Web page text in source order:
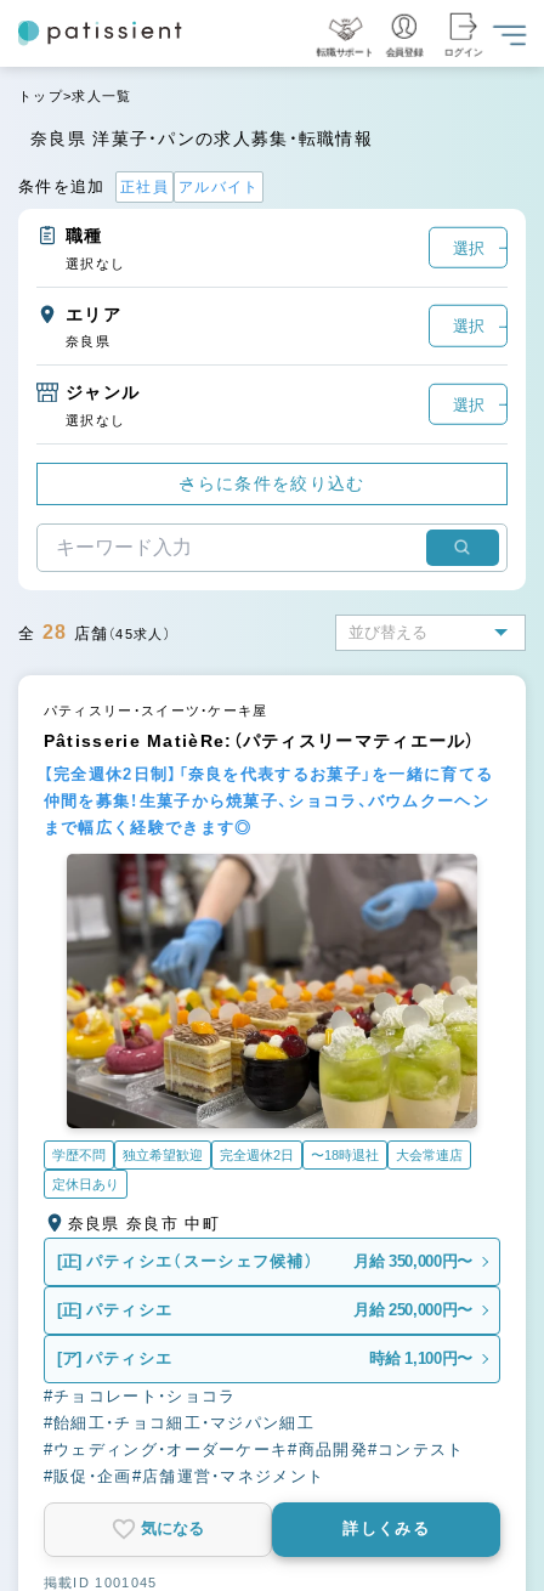
転職サポート 会員登録 ログイン
トップ 求人一覧
奈良県 洋菓子・パンの求人募集・転職情報
条件を追加 正社員 アルバイト
職種
選択
選択なし
エリア
選択
奈良県
ジャンル
選択
選択なし
さらに条件を絞り込む
全 28 店舗 （45求人）
パティスリー・スイーツ・ケーキ屋
Pâtisserie MatièRe:（パティスリーマティエール）
【完全週休2日制】「奈良を代表するお菓子」を一緒に育てる
仲間を募集！生菓子から焼菓子、ショコラ、バウムクーヘン
まで幅広く経験できます◎
学歴不問 独立希望歓迎 完全週休2日 〜18時退社
大会常連店
定休日あり
奈良県 奈良市 中町
[正] パティシエ（スーシェフ候補） 月給 350,000円〜
[正] パティシエ 月給 250,000円〜
[ア] パティシエ 時給 1,100円〜
#チョコレート・ショコラ
#飴細工・チョコ細工・マジパン細工
#ウェディング・オーダーケーキ#商品開発#コンテスト
#販促・企画#店舗運営・マネジメント
気になる 詳しくみる
掲載ID 1001045